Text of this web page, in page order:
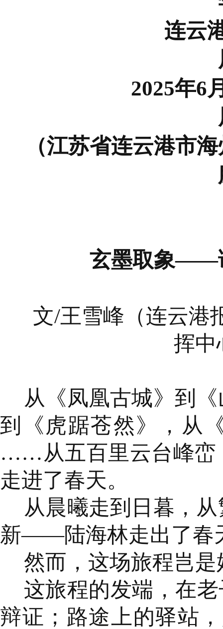
连云
2025年6
（江苏省连云港市
玄墨取象——
文/王雪峰（连云港
挥中
从《凤凰古城》到
到《虎踞苍然》，从
……从五百里云台峰峦
走进了春天。
从晨曦走到日暮，
新——陆海林走出了春
然而，这场旅程岂
这旅程的发端，在
辩证；路途上的驿站